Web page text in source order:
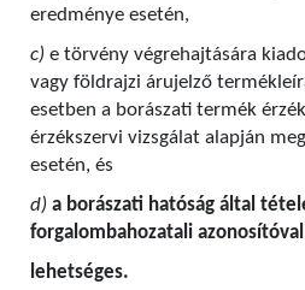
eredménye esetén,
c) e törvény végrehajtására
vagy földrajzi árujelző
esetben a borászati termék
érzékszervi vizsgálat alapján
esetén, és
d) a borászati hatóság által
forgalombahozatali azonosítóval
lehetséges.